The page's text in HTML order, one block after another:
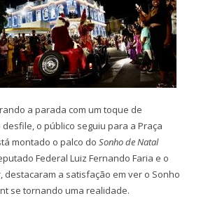
a parada com um toque de
o público seguiu para a Praça
montado o palco do Sonho de Natal
Federal Luiz Fernando Faria e o
destacaram a satisfação em ver o Sonho
se tornando uma realidade.